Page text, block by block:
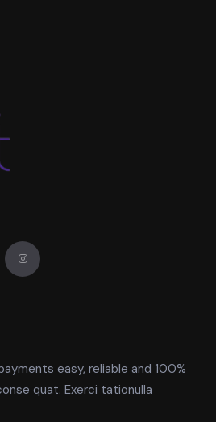
easy, reliable and 100%
quat. Exerci tationulla